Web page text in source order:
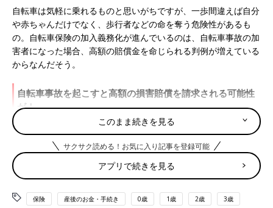
自転車は気軽に乗れるものと思いがちですが、一歩間違えば自分
や赤ちゃんだけでなく、歩行者などの命を奪う危険性があるも
の。自転車保険の加入義務化が進んでいるのは、自転車事故の加
害者になった場合、高額の賠償金を命じられる判例が増えている
からなんだそう。
自転車事故を起こすと高額の損害賠償を請求される可能性
が！
「小学生が歩行者を巻き込む自転車事故を起こし、被害者に重い
障害が残るけがを負わせてしまったケースでは、保護者に9000
万円を超える損害賠償が命じられました。万一、自転車事故を起
こしたとき、それくらいの金額が必要になる可能性があるという
このまま続きを見る
サクサク読める！お気に入り記事を登録可能
アプリで続きを見る
保険 産後のお金・手続き 0歳 1歳 2歳 3歳